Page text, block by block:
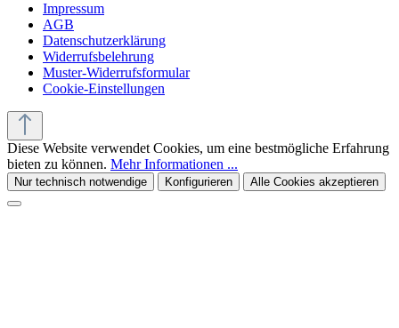
Impressum
AGB
Datenschutzerklärung
Widerrufsbelehrung
Muster-Widerrufsformular
Cookie-Einstellungen
Diese Website verwendet Cookies, um eine bestmögliche Erfahrung
bieten zu können. Mehr Informationen ...
Nur technisch notwendige Konfigurieren Alle Cookies akzeptieren